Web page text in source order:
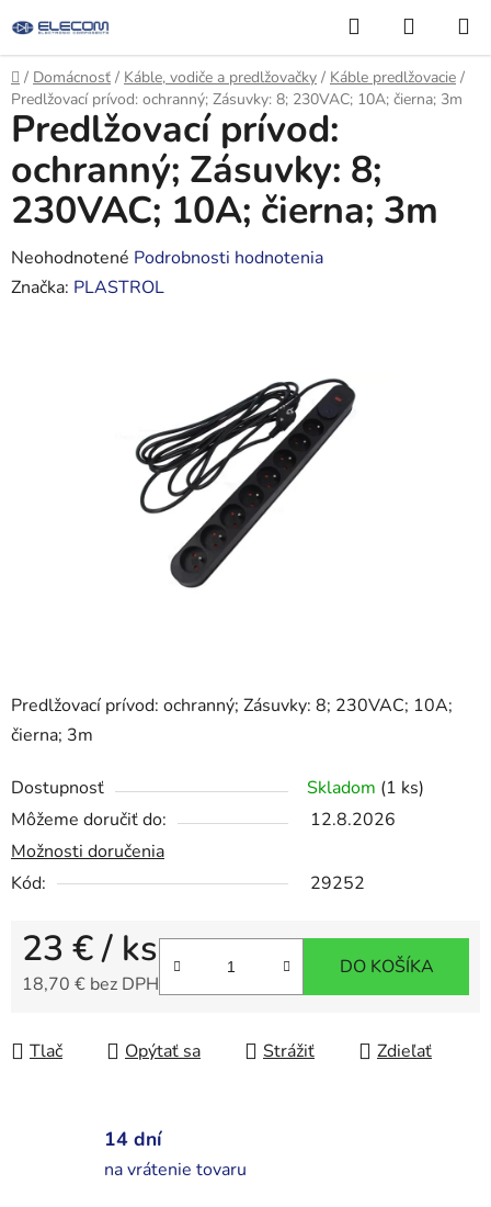
na
obsah
Hľadať
KOŠÍK
Domov
/ Domácnosť / Káble, vodiče a predlžovačky / Káble predlžovacie /
Predlžovací prívod: ochranný; Zásuvky: 8; 230VAC; 10A; čierna; 3m
Predlžovací prívod: ochranný; Zásuvky: 8; 230VAC; 10A;
čierna; 3m
Dostupnosť Skladom (1 ks)
Môžeme doručiť do:
12.8.2026
Možnosti doručenia
Kód:
29252
23 €/ ks
18,70 € bez DPH
DO KOŠÍKA
Tlač Opýtať sa Strážiť Zdieľať
Predlžovací prívod:
ochranný; Zásuvky: 8;
230VAC; 10A; čierna; 3m
Priemerné
hodnotenie
Neohodnotené Podrobnosti hodnotenia
Značka: PLASTROL
14 dní
na vrátenie tovaru